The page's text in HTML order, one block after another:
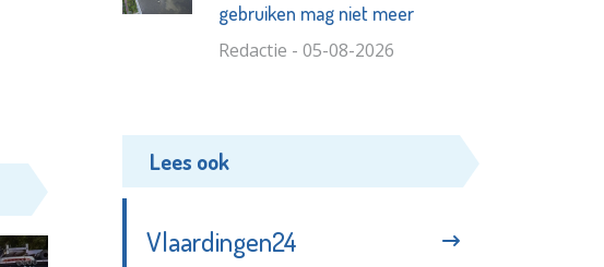
gebruiken mag niet meer
Redactie - 05-08-2026
Lees ook
Vlaardingen24